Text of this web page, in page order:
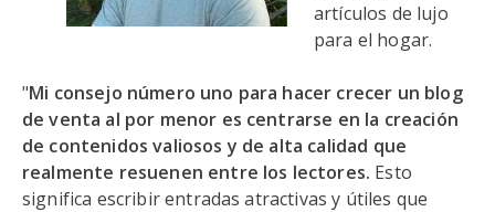
artículos de lujo
para el hogar.
"Mi consejo número uno para hacer crecer un blog
de venta al por menor es centrarse en la creación
de contenidos valiosos y de alta calidad que
realmente resuenen entre los lectores. Esto
significa escribir entradas atractivas y útiles que